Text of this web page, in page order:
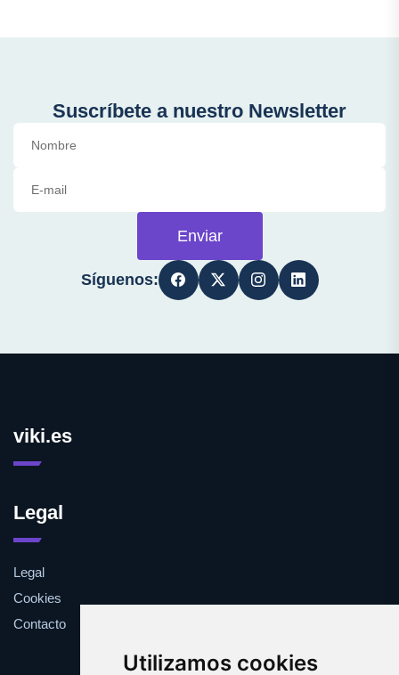
Utilizamos cookies
Suscríbete a nuestro Newsletter
Enviar
Síguenos:
viki.es
Legal
Legal
Cookies
Contacto